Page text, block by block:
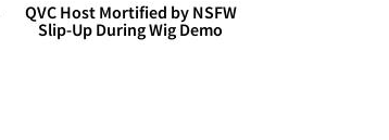
QVC Host Mortified by NSFW
Slip-Up During Wig Demo